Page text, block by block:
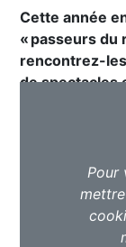
Cette année
« passeurs du
rencontrez-
de spectacles
Pour